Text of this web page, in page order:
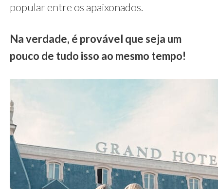
popular entre os apaixonados.
Na verdade, é provável que seja um
pouco de tudo isso ao mesmo tempo!